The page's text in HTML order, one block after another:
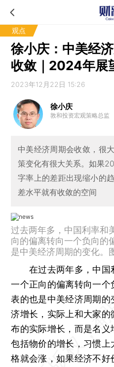
观点
徐小庆：中美经
收敛｜2024年展
2023年12月22日 15:26
徐小庆
敦和投资宏观策略总监
中美经济周期会收敛，很
策变化有很大关系。如果
字率上的差距出现缩小的
差水平就有收敛的空间
过去两年多，中国利率和
向的偏离转向一个负向的
是中美经济周期的变化。
在过去两年多，中国
一个正向的偏离转向一
表的也是中美经济周期
济增长，实际上和大家
布的实际增长，而是名
包括物价的增长，习惯
格就会涨，如果经济不